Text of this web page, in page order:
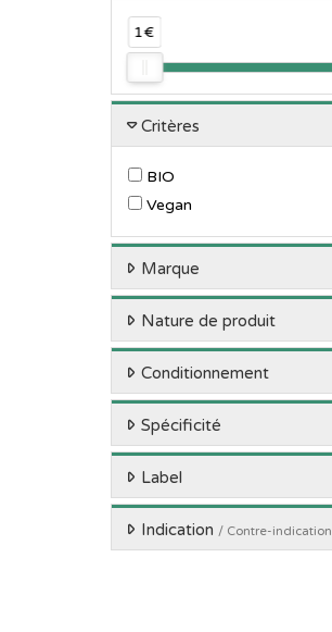
1€
Critères
BIO
Vegan
Marque
Nature de produit
Conditionnement
Spécificité
Label
Indication / Contre-indication